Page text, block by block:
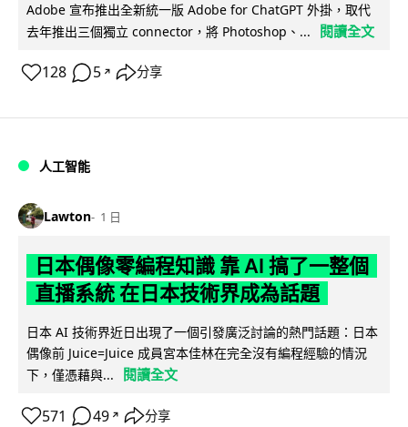
Adobe 宣布推出全新統一版 Adobe for ChatGPT 外掛，取代
去年推出三個獨立 connector，將 Photoshop、...
閱讀全文
128 5 ↗ 分享
人工智能
Lawton 1 日
日本偶像零編程知識 靠 AI 搞了一整個
直播系統 在日本技術界成為話題
日本 AI 技術界近日出現了一個引發廣泛討論的熱門話題：日本
偶像前 Juice=Juice 成員宮本佳林在完全沒有編程經驗的情況
下，僅憑藉與...
閱讀全文
571 49 ↗ 分享